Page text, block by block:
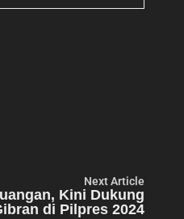
Next Article
Kini Dukung
di Pilpres 2024